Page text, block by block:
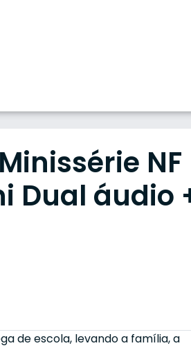
NF
Dual áudio
de escola, levando a família, a